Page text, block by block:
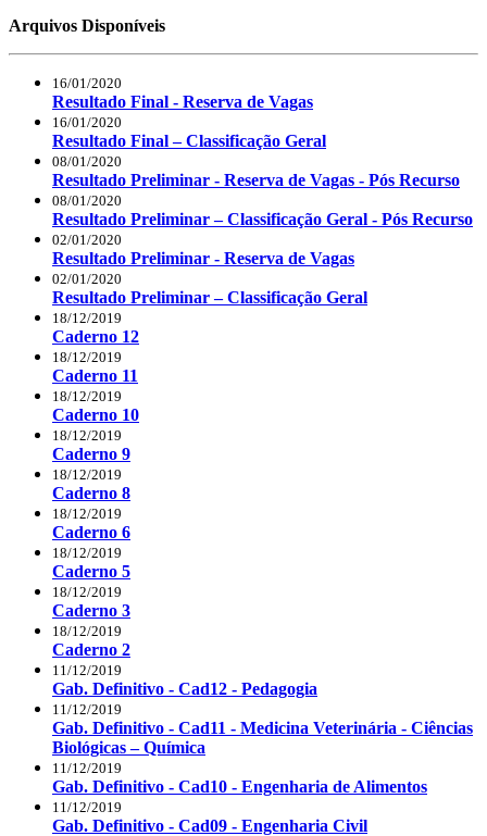
Arquivos Disponíveis
16/01/2020
Resultado Final - Reserva de Vagas
16/01/2020
Resultado Final – Classificação Geral
08/01/2020
Resultado Preliminar - Reserva de Vagas - Pós Recurso
08/01/2020
Resultado Preliminar – Classificação Geral - Pós Recurso
02/01/2020
Resultado Preliminar - Reserva de Vagas
02/01/2020
Resultado Preliminar – Classificação Geral
18/12/2019
Caderno 12
18/12/2019
Caderno 11
18/12/2019
Caderno 10
18/12/2019
Caderno 9
18/12/2019
Caderno 8
18/12/2019
Caderno 6
18/12/2019
Caderno 5
18/12/2019
Caderno 3
18/12/2019
Caderno 2
11/12/2019
Gab. Definitivo - Cad12 - Pedagogia
11/12/2019
Gab. Definitivo - Cad11 - Medicina Veterinária - Ciências
Biológicas – Química
11/12/2019
Gab. Definitivo - Cad10 - Engenharia de Alimentos
11/12/2019
Gab. Definitivo - Cad09 - Engenharia Civil